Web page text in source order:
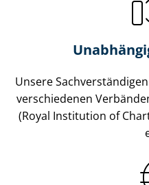
Unsere
verschiedenen
(Royal Institution of